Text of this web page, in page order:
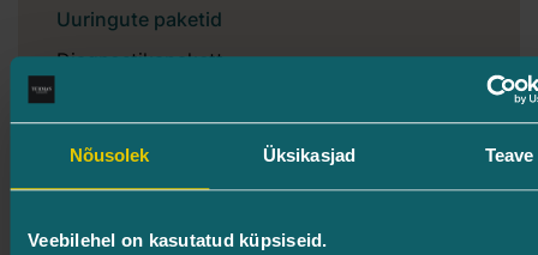
Nõusolek Üksikasjad Teave
Veebilehel on kasutatud küpsiseid.
Uuringute paketid
Diagnostikapakett
Tavapakett (40+)
Silmapass